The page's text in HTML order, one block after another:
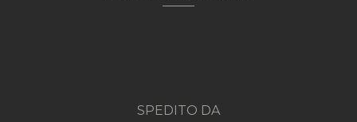
SPEDITO DA